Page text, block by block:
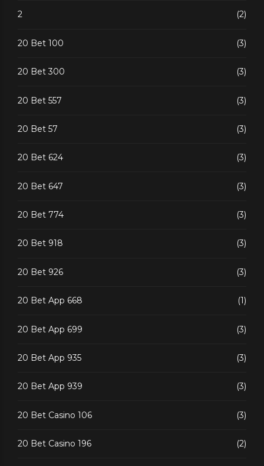
2 (2)
20 Bet 100 (3)
20 Bet 300 (3)
20 Bet 557 (3)
20 Bet 57 (3)
20 Bet 624 (3)
20 Bet 647 (3)
20 Bet 774 (3)
20 Bet 918 (3)
20 Bet 926 (3)
20 Bet App 668 (1)
20 Bet App 699 (3)
20 Bet App 935 (3)
20 Bet App 939 (3)
20 Bet Casino 106 (3)
20 Bet Casino 196 (2)